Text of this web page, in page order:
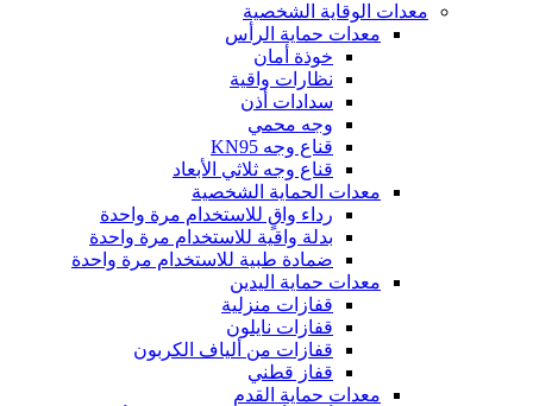
معدات الوقاية الشخصية
معدات حماية الرأس
خوذة أمان
نظارات واقية
سدادات أذن
وجه محمي
قناع وجه KN95
قناع وجه ثلاثي الأبعاد
معدات الحماية الشخصية
رداء واقٍ للاستخدام مرة واحدة
بدلة واقية للاستخدام مرة واحدة
ضمادة طبية للاستخدام مرة واحدة
معدات حماية اليدين
قفازات منزلية
قفازات نايلون
قفازات من ألياف الكربون
قفاز قطني
معدات حماية القدم